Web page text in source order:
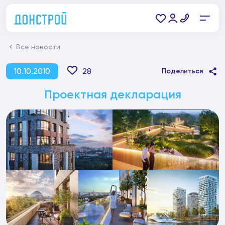
Все новости
10.10.2010 28 Поделиться
Проектная декларация